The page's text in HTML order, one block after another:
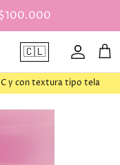
🇨🇱 Cuenta
y con textura tipo tela